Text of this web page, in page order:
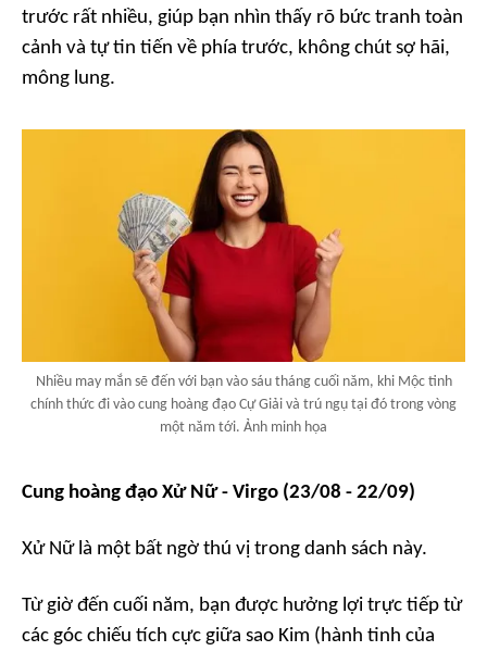
trước rất nhiều, giúp bạn nhìn thấy rõ bức tranh toàn
cảnh và tự tin tiến về phía trước, không chút sợ hãi,
mông lung.
Nhiều may mắn sẽ đến với bạn vào sáu tháng cuối năm, khi Mộc tinh
chính thức đi vào cung hoàng đạo Cự Giải và trú ngụ tại đó trong vòng
một năm tới. Ảnh minh họa
Cung hoàng đạo Xử Nữ - Virgo (23/08 - 22/09)
Xử Nữ là một bất ngờ thú vị trong danh sách này.
Từ giờ đến cuối năm, bạn được hưởng lợi trực tiếp từ
các góc chiếu tích cực giữa sao Kim (hành tinh của